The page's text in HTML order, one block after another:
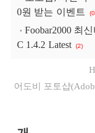
0원 받는 이벤트
Foobar2000 최
C 1.4.2 Latest
(2)
어도비 포토샵